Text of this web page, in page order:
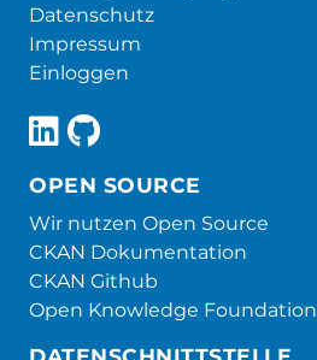
Datenschutz
Impressum
Einloggen
OPEN SOURCE
Wir nutzen Open Source
CKAN Dokumentation
CKAN Github
Open Knowledge Foundation